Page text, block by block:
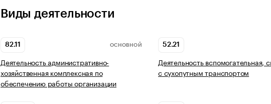
Виды деятельности
82.11 ОСНОВНОЙ
Деятельность административно-
хозяйственная комплексная по
обеспечению работы организации
52.21
Деятельность вспомогательная,
с сухопутным транспортом